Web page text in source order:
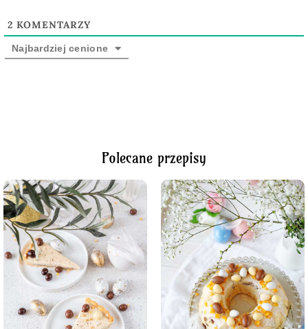
2 KOMENTARZY
Najbardziej cenione
Polecane przepisy